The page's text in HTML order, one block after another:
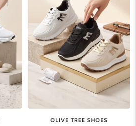
OLIVE TREE SHOES